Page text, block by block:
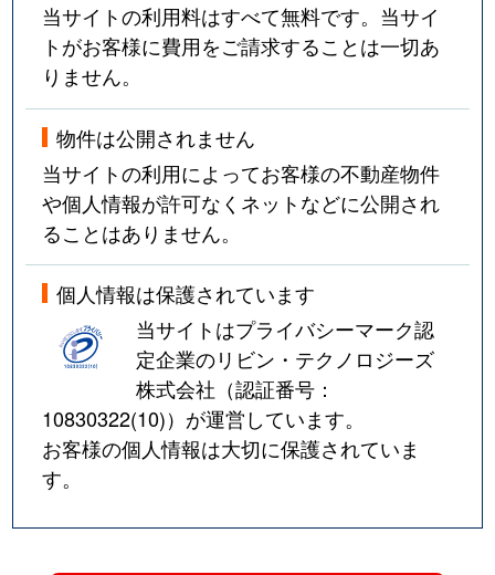
当サイトの利用料はすべて無料です。当サイ
トがお客様に費用をご請求することは一切あ
りません。
物件は公開されません
当サイトの利用によってお客様の不動産物件
や個人情報が許可なくネットなどに公開され
ることはありません。
個人情報は保護されています
当サイトはプライバシーマーク認
定企業のリビン・テクノロジーズ
株式会社（認証番号：
10830322(10)）が運営しています。
お客様の個人情報は大切に保護されていま
す。